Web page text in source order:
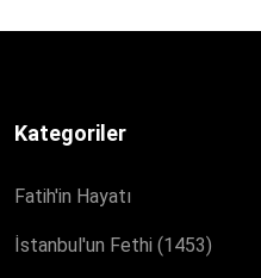
Kategoriler
Fatih'in Hayatı
İstanbul'un Fethi (1453)